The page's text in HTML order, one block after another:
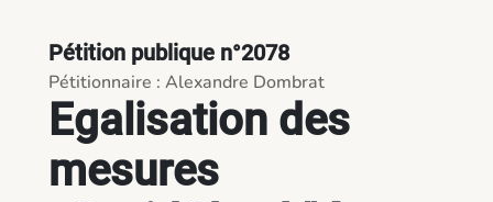
Egalisation des
mesures
Pétition publique n°2078
Pétitionnaire : Alexandre Dombrat